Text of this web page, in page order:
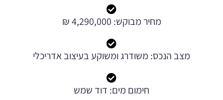
מחיר מבוקש: 4,290,000 ₪
מצב הנכס: משודרג ומשוקע בעיצוב אדריכלי
חימום מים: דוד שמש